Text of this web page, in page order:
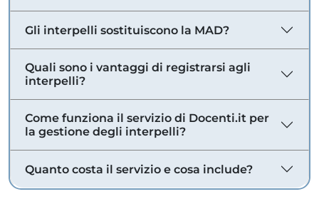
Gli interpelli sostituiscono la MAD?
Quali sono i vantaggi di registrarsi agli
interpelli?
Come funziona il servizio di Docenti.it per
la gestione degli interpelli?
Quanto costa il servizio e cosa include?